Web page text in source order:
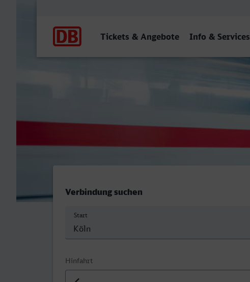
Tickets & Angebote Info & Services
Verbindung suchen
Start
Hinfahrt
Datum der Hinfahrt